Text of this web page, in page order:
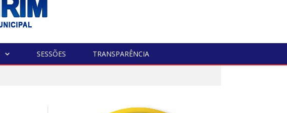
SESSÕES TRANSPARÊNCIA